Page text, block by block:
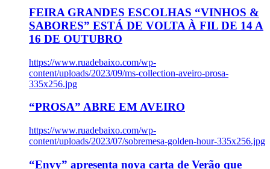
FEIRA GRANDES ESCOLHAS “VINHOS &
SABORES” ESTÁ DE VOLTA À FIL DE 14 A
16 DE OUTUBRO
https://www.ruadebaixo.com/wp-
content/uploads/2023/09/ms-collection-aveiro-prosa-
335x256.jpg
“PROSA” ABRE EM AVEIRO
https://www.ruadebaixo.com/wp-
content/uploads/2023/07/sobremesa-golden-hour-335x256.jpg
“Envy” apresenta nova carta de Verão que